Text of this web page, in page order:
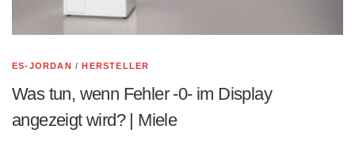
ES-JORDAN /HERSTELLER
Was tun, wenn Fehler -0- im Display
angezeigt wird? | Miele